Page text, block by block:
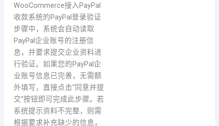
WooCommerce接入PayPal
收款系统的PayPal登录验证
步骤中，系统会自动读取
PayPal企业账号的注册信
息，并要求提交企业资料进
行验证。如果您的PayPal企
业账号信息已完善，无需额
外填写，直接点击“同意并提
交”按钮即可完成此步骤。若
系统提示资料不完整，则需
根据要求补充缺少的信息，